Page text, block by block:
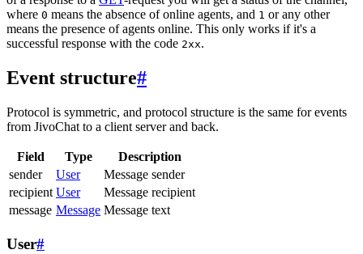
where 0 means the absence of online agents, and 1 or any other
means the presence of agents online. This only works if it's a
successful response with the code 2xx.
Event structure#
Protocol is symmetric, and protocol structure is the same for events
from JivoChat to a client server and back.
Field Type
Description
sender
User
Message sender
recipient User
Message recipient
message Message Message text
User#